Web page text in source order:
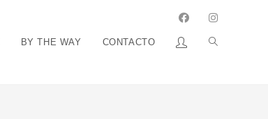
BY THE WAY CONTACTO